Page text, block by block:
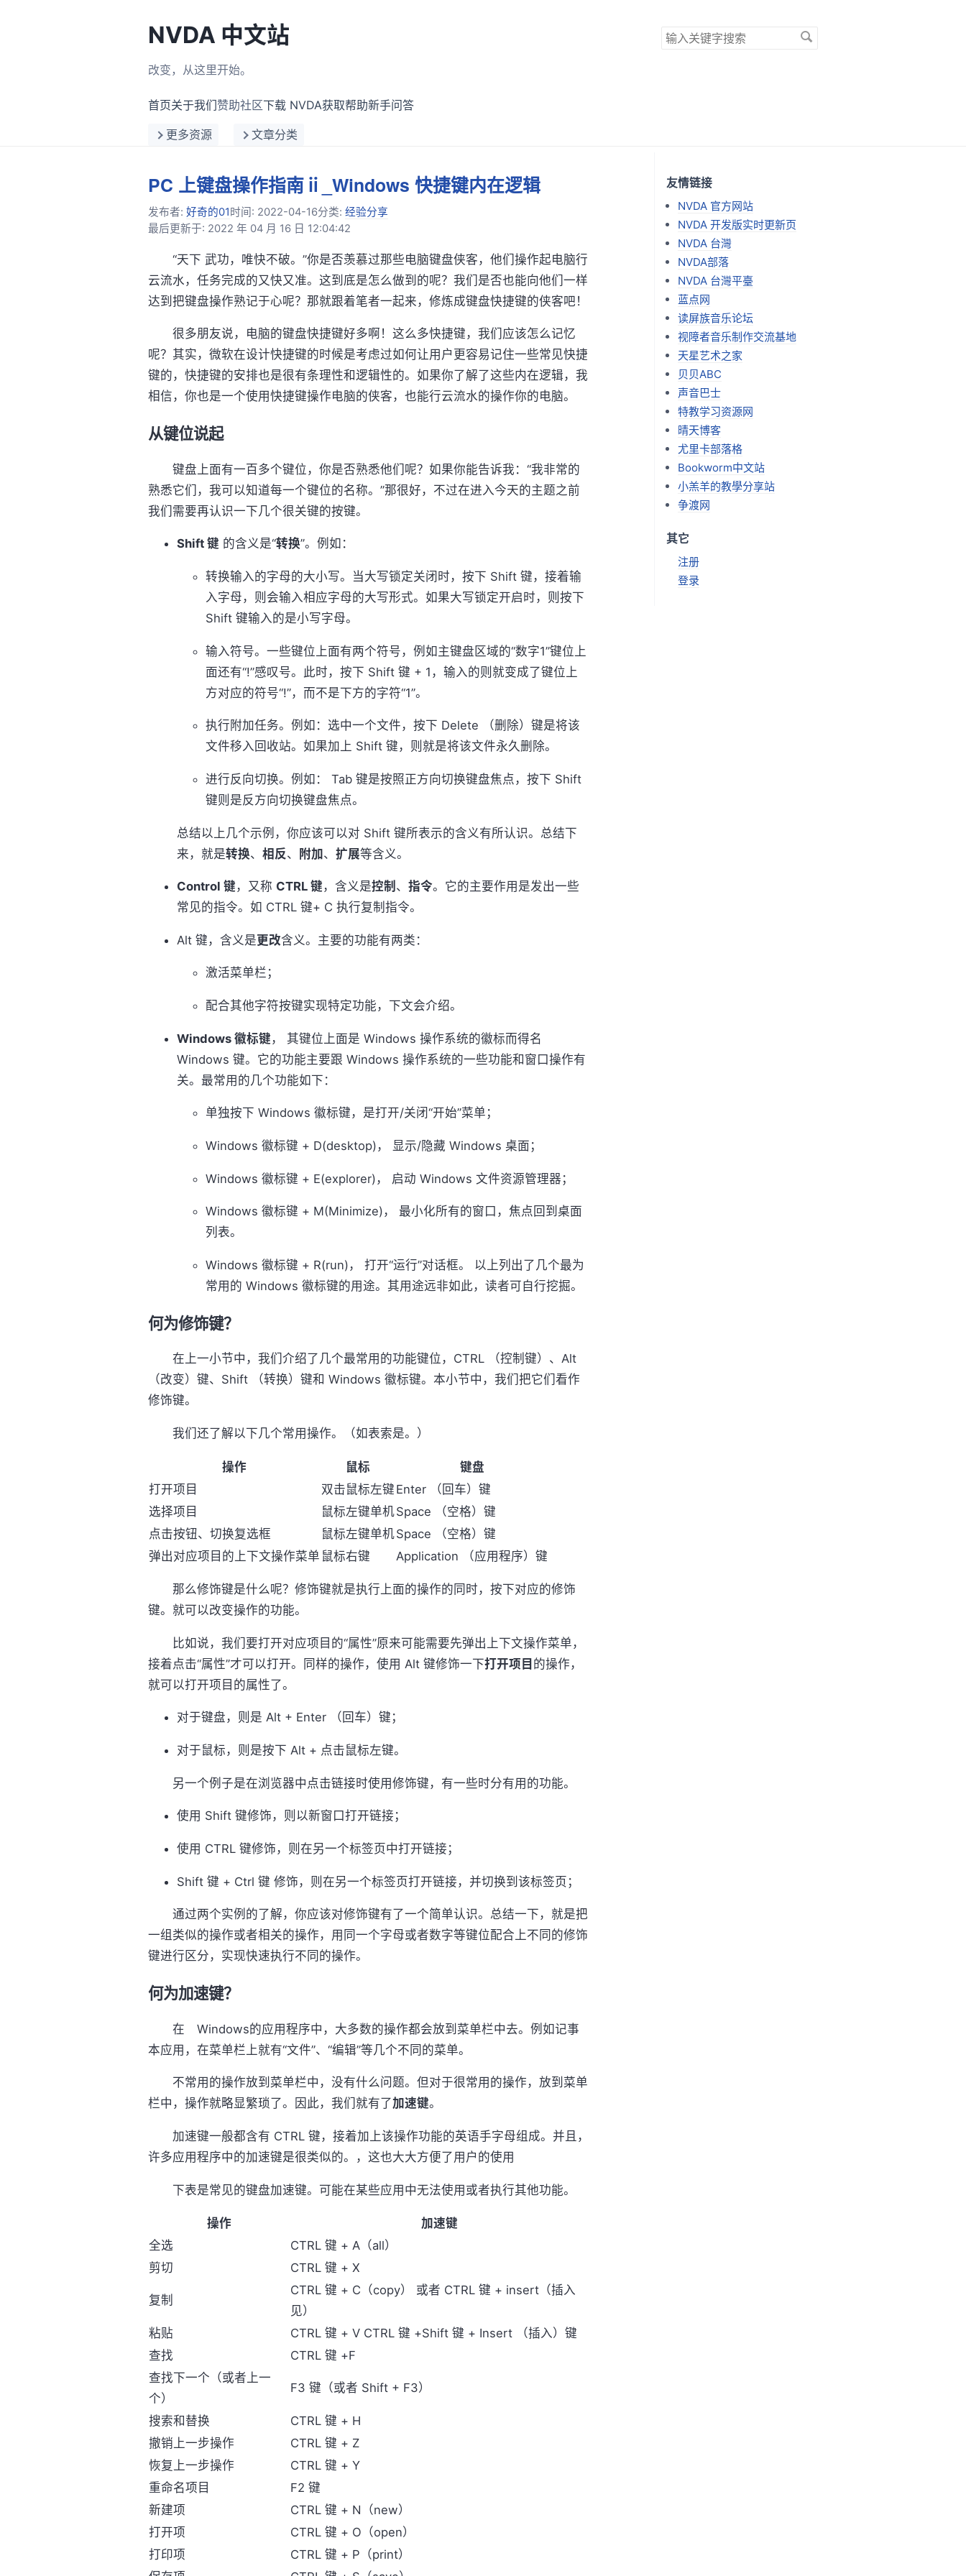
NVDA 中文站
改变，从这里开始。
搜
首页关于我们赞助社区下载 NVDA获取帮助新手问答
更多资源 文章分类
PC 上键盘操作指南ⅱ_Windows 快捷键内在逻辑
发布者: 好奇的01时间: 2022-04-16分类: 经验分享
最后更新于: 2022 年 04 月 16 日 12:04:42
“天下 武功，唯快不破。”你是否羡慕过那些电脑键盘侠客，他们操作起电脑行
云流水，任务完成的又快又准。这到底是怎么做到的呢？我们是否也能向他们一样
达到把键盘操作熟记于心呢？那就跟着笔者一起来，修炼成键盘快捷键的侠客吧！
很多朋友说，电脑的键盘快捷键好多啊！这么多快捷键，我们应该怎么记忆
呢？其实，微软在设计快捷键的时候是考虑过如何让用户更容易记住一些常见快捷
键的，快捷键的安排也是很有条理性和逻辑性的。如果你了解了这些内在逻辑，我
相信，你也是一个使用快捷键操作电脑的侠客，也能行云流水的操作你的电脑。
从键位说起
键盘上面有一百多个键位，你是否熟悉他们呢？如果你能告诉我：“我非常的
熟悉它们，我可以知道每一个键位的名称。”那很好，不过在进入今天的主题之前
我们需要再认识一下几个很关键的按键。
Shift 键 的含义是“转换”。例如：
转换输入的字母的大小写。当大写锁定关闭时，按下 Shift 键，接着输
入字母，则会输入相应字母的大写形式。如果大写锁定开启时，则按下
Shift 键输入的是小写字母。
输入符号。一些键位上面有两个符号，例如主键盘区域的“数字1”键位上
面还有“!”感叹号。此时，按下 Shift 键 + 1，输入的则就变成了键位上
方对应的符号“!”，而不是下方的字符“1”。
执行附加任务。例如：选中一个文件，按下 Delete （删除）键是将该
文件移入回收站。如果加上 Shift 键，则就是将该文件永久删除。
进行反向切换。例如： Tab 键是按照正方向切换键盘焦点，按下 Shift
键则是反方向切换键盘焦点。
总结以上几个示例，你应该可以对 Shift 键所表示的含义有所认识。总结下
来，就是转换、 相反、 附加、 扩展等含义。
Control 键 ，又称 CTRL 键 ，含义是控制 、 指令。它的主要作用是发出一些
常见的指令。如 CTRL 键+ C 执行复制指令。
Alt 键，含义是更改含义。主要的功能有两类：
激活菜单栏；
配合其他字符按键实现特定功能，下文会介绍。
Windows 徽标键 ， 其键位上面是 Windows 操作系统的徽标而得名
Windows 键。它的功能主要跟 Windows 操作系统的一些功能和窗口操作有
关。最常用的几个功能如下：
单独按下 Windows 徽标键，是打开/关闭“开始”菜单；
Windows 徽标键 + D(desktop)， 显示/隐藏 Windows 桌面；
Windows 徽标键 + E(explorer)， 启动 Windows 文件资源管理器；
Windows 徽标键 + M(Minimize)， 最小化所有的窗口，焦点回到桌面
列表。
Windows 徽标键 + R(run)， 打开“运行”对话框。 以上列出了几个最为
常用的 Windows 徽标键的用途。其用途远非如此，读者可自行挖掘。
何为修饰键？
在上一小节中，我们介绍了几个最常用的功能键位，CTRL （控制键）、Alt
（改变）键、Shift （转换）键和 Windows 徽标键。本小节中，我们把它们看作
修饰键。
我们还了解以下几个常用操作。（如表索是。）
操作 鼠标
键盘
打开项目
双击鼠标左键 Enter （回车）键
选择项目
鼠标左键单机Space （空格）键
点击按钮、切换复选框
鼠标左键单机Space （空格）键
弹出对应项目的上下文操作菜单 鼠标右键 Application （应用程序）键
那么修饰键是什么呢？修饰键就是执行上面的操作的同时，按下对应的修饰
键。就可以改变操作的功能。
比如说，我们要打开对应项目的“属性”原来可能需要先弹出上下文操作菜单，
接着点击“属性”才可以打开。同样的操作，使用 Alt 键修饰一下打开项目 的操作，
就可以打开项目的属性了。
对于键盘，则是 Alt + Enter （回车）键；
对于鼠标，则是按下 Alt + 点击鼠标左键。
另一个例子是在浏览器中点击链接时使用修饰键，有一些时分有用的功能。
使用 Shift 键修饰，则以新窗口打开链接；
使用 CTRL 键修饰，则在另一个标签页中打开链接；
Shift 键 + Ctrl 键 修饰，则在另一个标签页打开链接，并切换到该标签页；
通过两个实例的了解，你应该对修饰键有了一个简单认识。总结一下，就是把
一组类似的操作或者相关的操作，用同一个字母或者数字等键位配合上不同的修饰
键进行区分，实现快速执行不同的操作。
何为加速键？
在 Windows的应用程序中，大多数的操作都会放到菜单栏中去。例如记事
本应用，在菜单栏上就有“文件”、“编辑”等几个不同的菜单。
不常用的操作放到菜单栏中，没有什么问题。但对于很常用的操作，放到菜单
栏中，操作就略显繁琐了。因此，我们就有了加速键。
加速键一般都含有 CTRL 键，接着加上该操作功能的英语手字母组成。并且，
许多应用程序中的加速键是很类似的。，这也大大方便了用户的使用
下表是常见的键盘加速键。可能在某些应用中无法使用或者执行其他功能。
操作
加速键
全选
CTRL 键 + A（all）
剪切
CTRL 键 + X
复制
CTRL 键 + C（copy） 或者 CTRL 键 + insert（插入
见）
粘贴
CTRL 键 + V CTRL 键 +Shift 键 + Insert （插入）键
查找
CTRL 键 +F
查找下一个（或者上一
个）
F3 键（或者 Shift + F3）
搜索和替换
CTRL 键 + H
撤销上一步操作
CTRL 键 + Z
恢复上一步操作
CTRL 键 + Y
重命名项目
F2 键
新建项
CTRL 键 + N（new）
打开项
CTRL 键 + O（open）
打印项
CTRL 键 + P（print）
友情链接
NVDA 官方网站
NVDA 开发版实时更新页
NVDA 台灣
NVDA部落
NVDA 台灣平臺
蓝点网
读屏族音乐论坛
视障者音乐制作交流基地
天星艺术之家
贝贝ABC
声音巴士
特教学习资源网
晴天博客
尤里卡部落格
Bookworm中文站
小羔羊的教學分享站
争渡网
其它
注册
登录